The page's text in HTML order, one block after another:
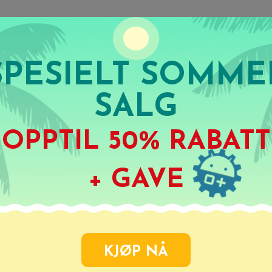
Produkt Kjøp Nå
STORT
50%
SALG
OPPTIL 50% RABATT
+ GAVE
KJØP NÅ